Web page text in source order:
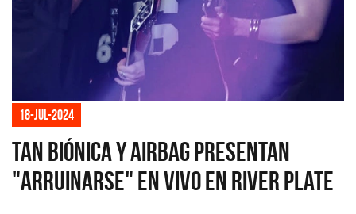
18-jul-2024
Tan Biónica y Airbag presentan
"Arruinarse" en vivo en River Plate